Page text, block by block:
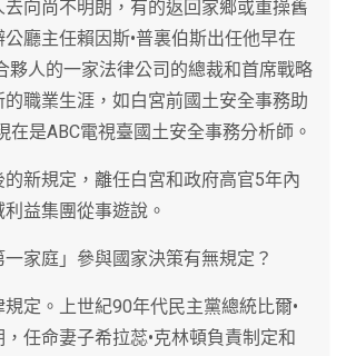
向尚不明朗，有的返回家鄉或重操舊
廳主任賴因斯•普裏伯斯出任他早在
夥人的一家法律公司的總裁和首席戰略
職業生涯，如白宮前國土安全事務助
在是ABC電視臺國土安全事務分析師。
新規定，離任白宮和政府高官5年內
益集團從事遊說。
家庭」參與國家決策有無規定？
定。上世紀90年代民主黨總統比爾•
任命妻子希拉蕊•克林頓負責制定和